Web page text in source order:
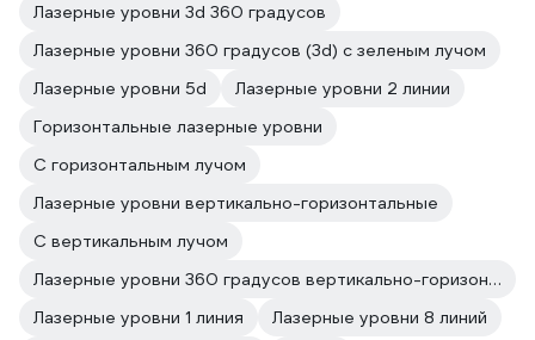
Лазерные уровни 3d 360 градусов
Лазерные уровни 360 градусов (3d) с зеленым лучом
Лазерные уровни 5d
Лазерные уровни 2 линии
Горизонтальные лазерные уровни
С горизонтальным лучом
Лазерные уровни вертикально-горизонтальные
С вертикальным лучом
Лазерные уровни 360 градусов вертикально-горизонтальные
Лазерные уровни 1 линия
Лазерные уровни 8 линий